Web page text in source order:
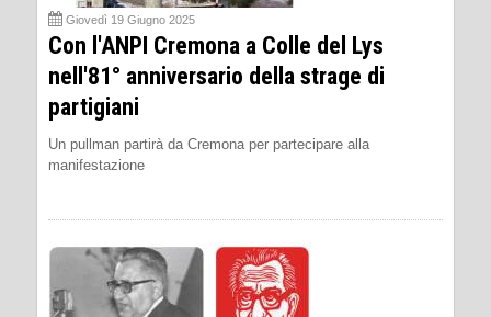
Giovedì 19 Giugno 2025
Con l'ANPI Cremona a Colle del Lys
nell'81° anniversario della strage di
partigiani
Un pullman partirà da Cremona per partecipare alla
manifestazione